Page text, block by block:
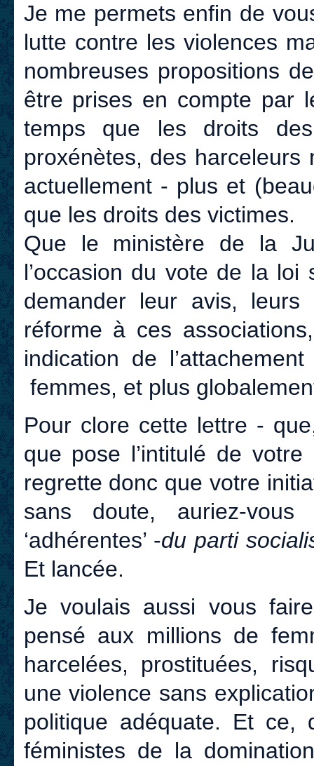
Je me permets enfin de
lutte contre les violences
nombreuses propositions
être prises en compte par
temps que les droits
proxénètes, des
actuellement - plus et
que les droits des victimes.
Que le ministère de la
l’occasion du vote de la loi
demander leur avis,
réforme à ces
indication de
femmes, et plus
Pour clore cette lettre -
que pose l’intitulé de
regrette donc que votre
sans doute, auriez-
‘adhérentes’ -du parti
Et lancée.
Je voulais aussi vous
pensé aux millions de
harcelées, prostituées,
une violence sans
politique adéquate. Et ce,
féministes de la